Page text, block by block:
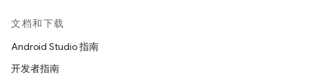
文档和下载
Android Studio 指南
开发者指南